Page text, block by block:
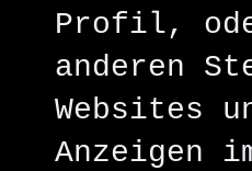
Profil,
anderen
Websites
Anzeigen